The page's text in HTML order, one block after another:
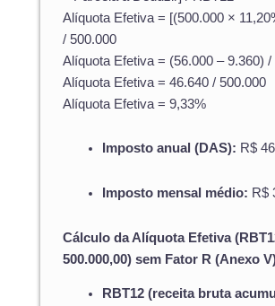
Alíquota Efetiva = [(500.000 ×
/ 500.000
Alíquota Efetiva = (56.000 – 9.360) /
Alíquota Efetiva = 46.640 / 500.000
Alíquota Efetiva = 9,33%
Imposto anual (DAS): R$
Imposto mensal médio: R$
Cálculo da Alíquota Efetiva
500.000,00) sem Fator R (Anexo
RBT12 (receita bruta